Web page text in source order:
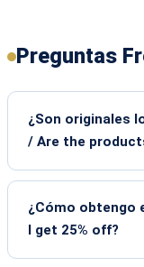
Preguntas
¿Son originales
/ Are the
¿Cómo obtengo
I get 25% off?